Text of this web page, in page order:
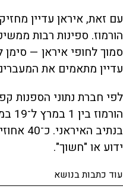
עם זאת, איראן עדיין
הורמוז. ספינות רבות
סמוך לחופי איראן —
עדיין מתאמים את
בנתיב
ידוע או "חשוך".
עוד כתבות בנושא